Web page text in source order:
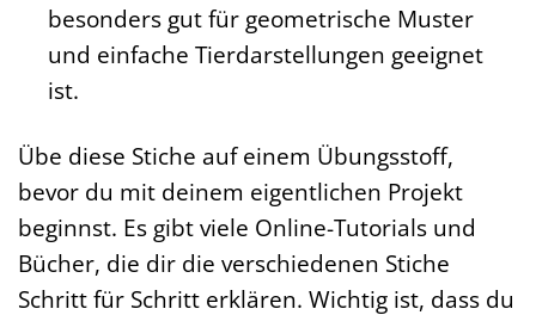
besonders gut für geometrische Muster
und einfache Tierdarstellungen geeignet
ist.
Übe diese Stiche auf einem Übungsstoff,
bevor du mit deinem eigentlichen Projekt
beginnst. Es gibt viele Online-Tutorials und
Bücher, die dir die verschiedenen Stiche
Schritt für Schritt erklären. Wichtig ist, dass du